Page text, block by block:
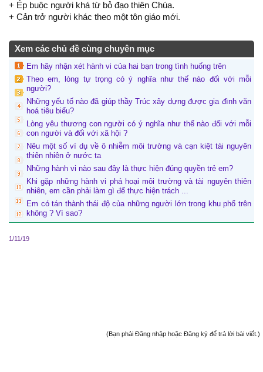
+ Ép buộc người khá từ bỏ đạo thiên Chúa.
+ Cản trở người khác theo một tôn giáo mới.
Xem các chủ đề cùng chuyên mục
Em hãy nhận xét hành vi của hai bạn trong tình huống trên
Theo em, lòng tự trọng có ý nghĩa như thế nào đối với mỗi
người?
Những yếu tố nào đã giúp thầy Trúc xây dựng được gia đình văn
hoá tiêu biểu?
Lòng yêu thương con người có ý nghĩa như thế nào đối với mỗi
con người và đối với xã hội ?
Nêu một số ví dụ về ô nhiễm môi trường và cạn kiệt tài nguyên
thiên nhiên ở nước ta
Những hành vi nào sau đây là thực hiện đúng quyền trẻ em?
Khi gặp những hành vi phá hoại môi trường và tài nguyên thiên
nhiên, em cần phải làm gì để thực hiện trách ...
Em có tán thành thái độ của những người lớn trong khu phố trên
không ? Vì sao?
1/11/19
(Bạn phải Đăng nhập hoặc Đăng ký để trả lời bài viết.)